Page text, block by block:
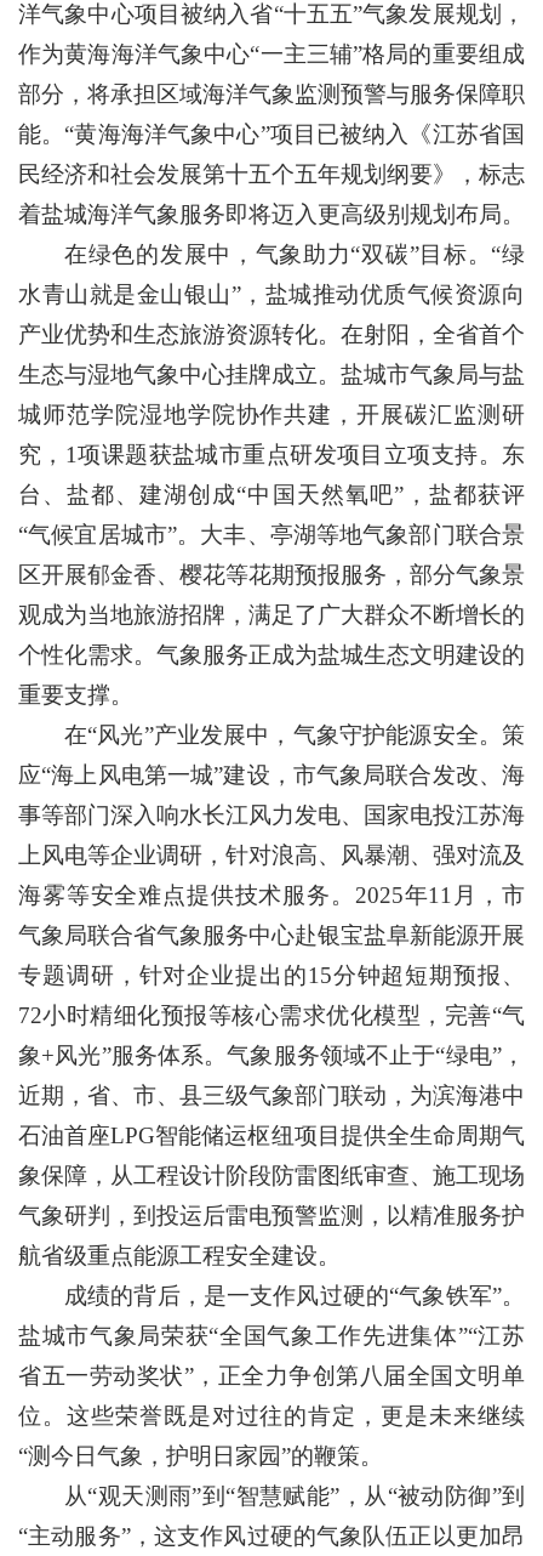
洋气象中心项目被纳入省“十五五”气象发展规划，
作为黄海海洋气象中心“一主三辅”格局的重要组成
部分，将承担区域海洋气象监测预警与服务保障职
能。“黄海海洋气象中心”项目已被纳入《江苏省国
民经济和社会发展第十五个五年规划纲要》，标志
着盐城海洋气象服务即将迈入更高级别规划布局。
在绿色的发展中，气象助力“双碳”目标。“绿
水青山就是金山银山”，盐城推动优质气候资源向
产业优势和生态旅游资源转化。在射阳，全省首个
生态与湿地气象中心挂牌成立。盐城市气象局与盐
城师范学院湿地学院协作共建，开展碳汇监测研
究，1项课题获盐城市重点研发项目立项支持。东
台、盐都、建湖创成“中国天然氧吧”，盐都获评
“气候宜居城市”。大丰、亭湖等地气象部门联合景
区开展郁金香、樱花等花期预报服务，部分气象景
观成为当地旅游招牌，满足了广大群众不断增长的
个性化需求。气象服务正成为盐城生态文明建设的
重要支撑。
在“风光”产业发展中，气象守护能源安全。策
应“海上风电第一城”建设，市气象局联合发改、海
事等部门深入响水长江风力发电、国家电投江苏海
上风电等企业调研，针对浪高、风暴潮、强对流及
海雾等安全难点提供技术服务。2025年11月，市
气象局联合省气象服务中心赴银宝盐阜新能源开展
专题调研，针对企业提出的15分钟超短期预报、
72小时精细化预报等核心需求优化模型，完善“气
象+风光”服务体系。气象服务领域不止于“绿电”，
近期，省、市、县三级气象部门联动，为滨海港中
石油首座LPG智能储运枢纽项目提供全生命周期气
象保障，从工程设计阶段防雷图纸审查、施工现场
气象研判，到投运后雷电预警监测，以精准服务护
航省级重点能源工程安全建设。
成绩的背后，是一支作风过硬的“气象铁军”。
盐城市气象局荣获“全国气象工作先进集体”“江苏
省五一劳动奖状”，正全力争创第八届全国文明单
位。这些荣誉既是对过往的肯定，更是未来继续
“测今日气象，护明日家园”的鞭策。
从“观天测雨”到“智慧赋能”，从“被动防御”到
“主动服务”，这支作风过硬的气象队伍正以更加昂